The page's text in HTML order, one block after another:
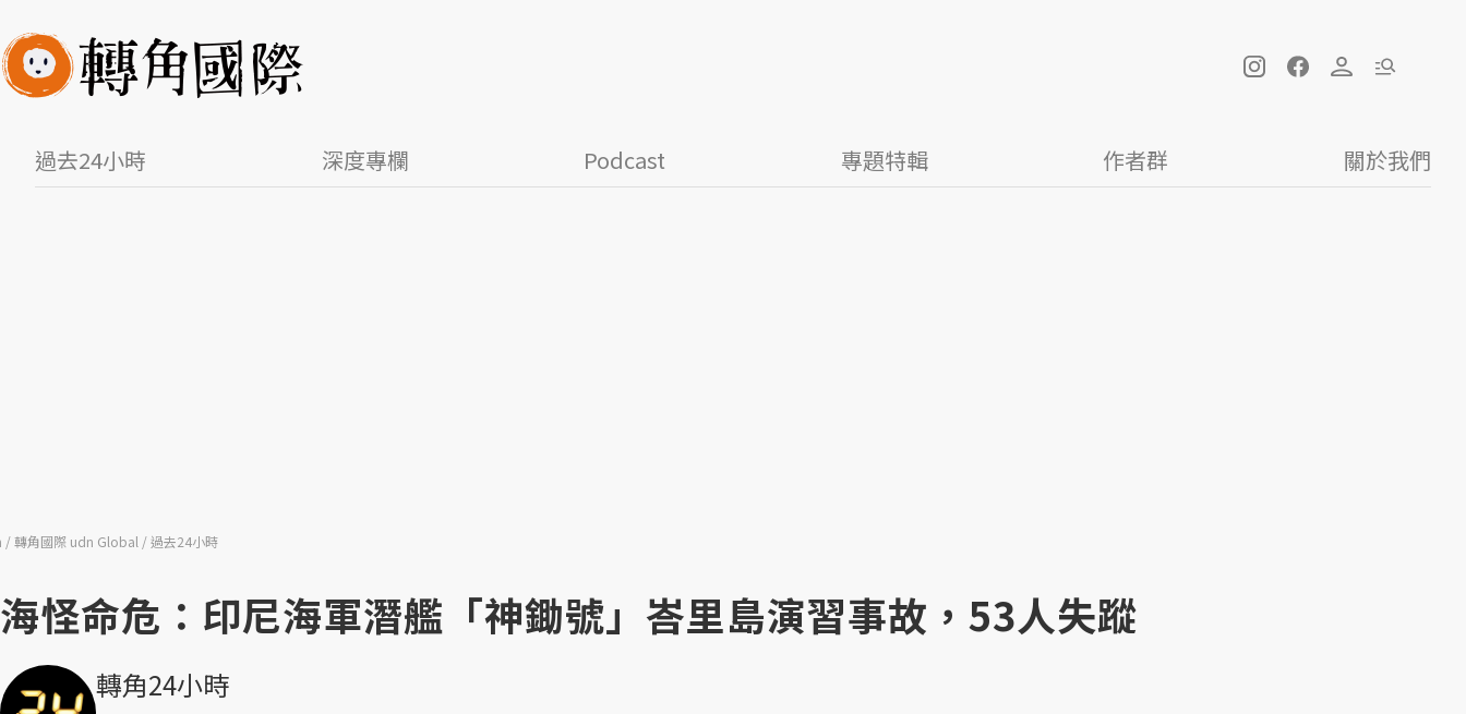
過去24小時 深度專欄 Podcast 專題特輯 作者群 關於我們
轉角國際 udn Global 過去24小時
海怪命危：印尼海軍潛艦「神鋤號」峇里島演習事故，53人失蹤
轉角24小時